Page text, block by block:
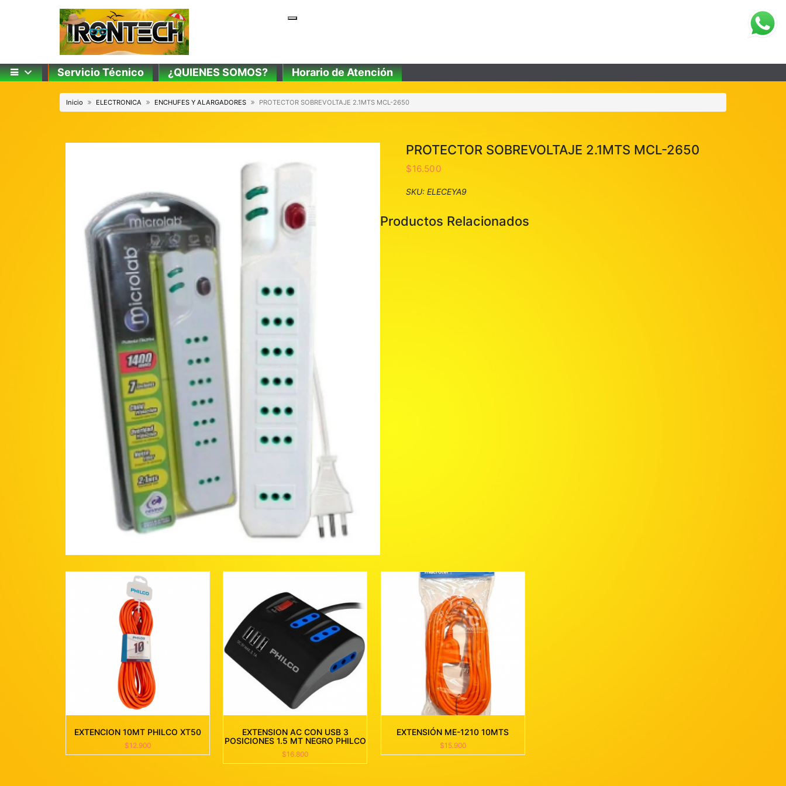
Servicio Técnico ¿QUIENES SOMOS? Horario de Atención
Inicio ELECTRONICA ENCHUFES Y ALARGADORES PROTECTOR SOBREVOLTAJE 2.1MTS MCL-2650
PROTECTOR SOBREVOLTAJE 2.1MTS MCL-2650
$16.500
SKU:ELECEYA9
Productos Relacionados
EXTENCION 10MT PHILCO XT50
$12.900
EXTENSION AC CON USB 3
POSICIONES 1.5 MT NEGRO PHILCO
$16.800
EXTENSIÓN ME-1210 10MTS
$15.900